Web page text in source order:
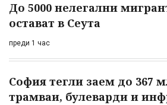
До 5000 нелегални
остават в Сеута
преди 1 час
София тегли заем до 367
трамваи, булеварди и